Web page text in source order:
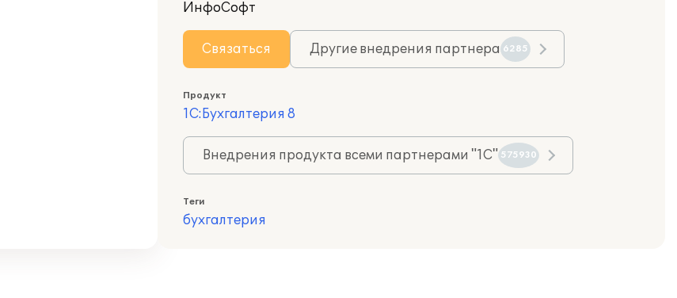
ИнфоСофт
Связаться Другие внедрения партнера 6285
Продукт
1С:Бухгалтерия 8
Внедрения продукта всеми партнерами "1С" 575930
Теги
бухгалтерия